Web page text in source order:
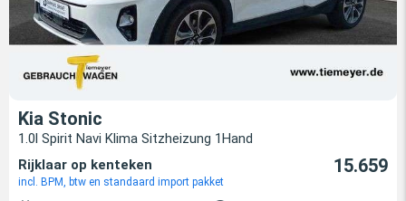
Kia Stonic
1.0l Spirit Navi Klima Sitzheizung 1Hand
Rijklaar op kenteken
incl. BPM, btw en standaard import pakket
15.659